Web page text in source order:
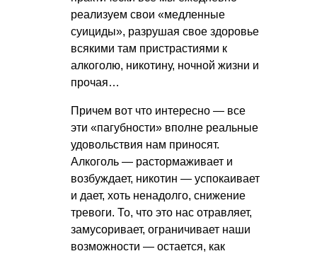
реализуем свои «медленные
суициды», разрушая свое здоровье
всякими там пристрастиями к
алкоголю, никотину, ночной жизни и
прочая…
Причем вот что интересно — все
эти «пагубности» вполне реальные
удовольствия нам приносят.
Алкоголь — растормаживает и
возбуждает, никотин — успокаивает
и дает, хоть ненадолго, снижение
тревоги. То, что это нас отравляет,
замусоривает, ограничивает наши
возможности — остается, как